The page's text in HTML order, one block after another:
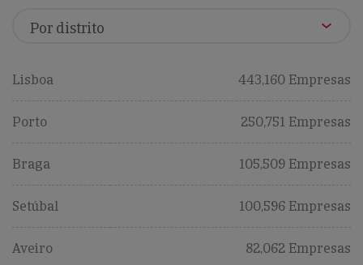
Lisboa 443,160 Empresas
Porto 250,751 Empresas
Braga 105,509 Empresas
Setúbal 100,596 Empresas
Aveiro 82,062 Empresas